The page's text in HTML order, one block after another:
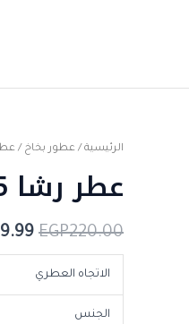
الرئيسية / عطور بخاخ /
عطر رشا 35 مل
EGP220.00
هو:
الاتجاه العطري
الجنس
كمية
رشا